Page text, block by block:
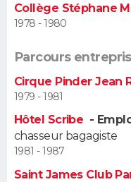
GUIDES D'ACHAT
BONS PLANS
CARTE DE VOEUX
DICTIONNAIRE
Dictionnaire
Biographies
Citations
Expressions
Proverbes
PROGRAMME TV
Collège Stéphane
1978 - 1980
Parcours
Cirque Pinder Jean
1979 - 1981
Hôtel Scribe -
chasseur bagagiste
1981 - 1987
Saint James Club